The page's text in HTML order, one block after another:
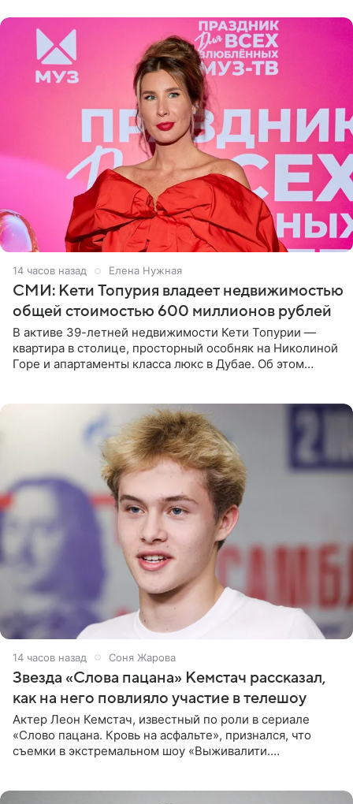
14 часов назад Елена Нужная
СМИ: Кети Топурия владеет недвижимостью
общей стоимостью 600 миллионов рублей
В активе 39-летней недвижимости Кети Топурии —
квартира в столице, просторный особняк на Николиной
Горе и апартаменты класса люкс в Дубае. Об этом
14 часов назад Соня Жарова
Звезда «Слова пацана» Кемстач рассказал,
как на него повлияло участие в телешоу
Актер Леон Кемстач, известный по роли в сериале
«Слово пацана. Кровь на асфальте», признался, что
съемки в экстремальном шоу «Выживалити.